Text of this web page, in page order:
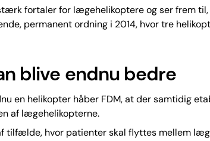
fortaler for lægehelikoptere og ser frem
permanent ordning i 2014, hvor tre
blive endnu bedre
en helikopter håber FDM, at der samtidig
af lægehelikopterne.
tilfælde, hvor patienter skal flyttes mellem